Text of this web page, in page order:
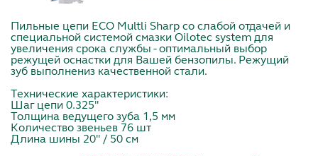
Пильные цепи ECO Multli Sharp со слабой отдачей и
специальной системой смазки Oilotec system для
увеличения срока службы - оптимальный выбор
режущей оснастки для Вашей бензопилы. Режущий
зуб выполнениз качественной стали.
Технические характеристики:
Шаг цепи 0.325"
Толщина ведущего зуба 1,5 мм
Количество звеньев 76 шт
Длина шины 20" / 50 см